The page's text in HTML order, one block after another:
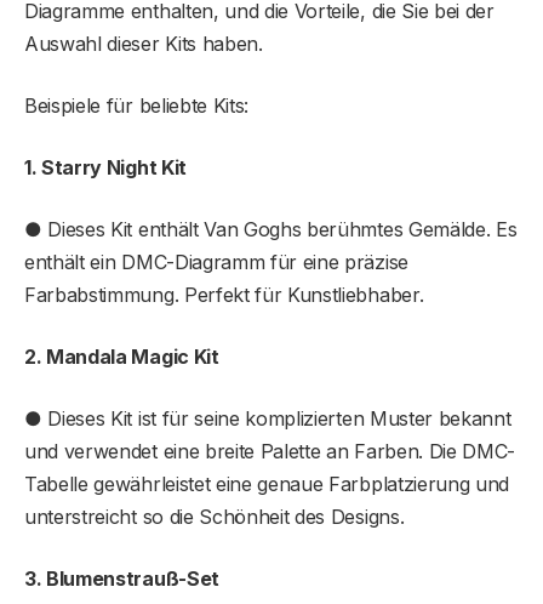
Diagramme enthalten, und die Vorteile, die Sie bei der
Auswahl dieser Kits haben.
Beispiele für beliebte Kits:
1. Starry Night Kit
● Dieses Kit enthält Van Goghs berühmtes Gemälde. Es
enthält ein DMC-Diagramm für eine präzise
Farbabstimmung. Perfekt für Kunstliebhaber.
2. Mandala Magic Kit
● Dieses Kit ist für seine komplizierten Muster bekannt
und verwendet eine breite Palette an Farben. Die DMC-
Tabelle gewährleistet eine genaue Farbplatzierung und
unterstreicht so die Schönheit des Designs.
3. Blumenstrauß-Set